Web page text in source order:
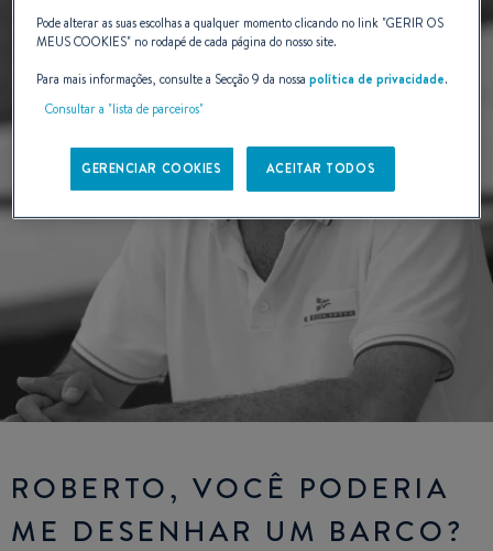
ROBERTO, VOCÊ PODERIA
ME DESENHAR UM BARCO?
Pode alterar as suas escolhas a qualquer momento clicando no link "GERIR OS
MEUS COOKIES" no rodapé de cada página do nosso site.
Para mais informações, consulte a Secção 9 da nossapolítica de privacidade.
Consultar a "lista de parceiros"
GERENCIAR COOKIES ACEITAR TODOS